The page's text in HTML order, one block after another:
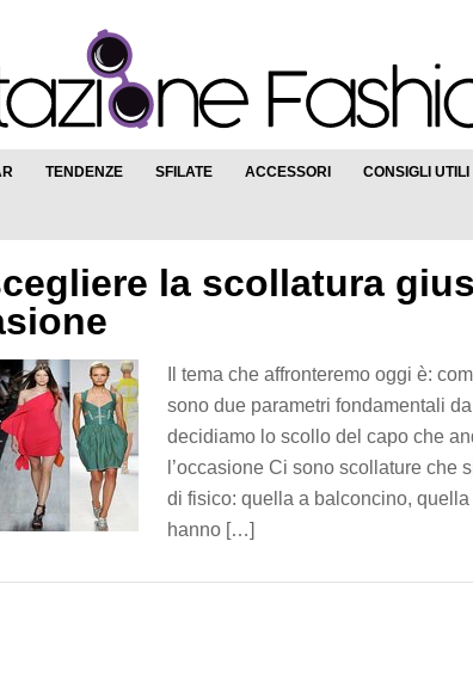
TENDENZE SFILATE ACCESSORI CONSIGLI UTILI
la scollatura
Il tema che affronteremo oggi è:
sono due parametri fondamentali
decidiamo lo scollo del capo che
l’occasione Ci sono scollature che
di fisico: quella a balconcino,
hanno […]